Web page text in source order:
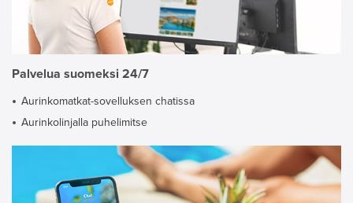
Palvelua suomeksi 24/7
Aurinkomatkat-sovelluksen chatissa
Aurinkolinjalla puhelimitse